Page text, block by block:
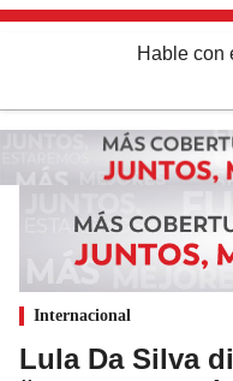
Hable con
Internacional
Lula Da Silva